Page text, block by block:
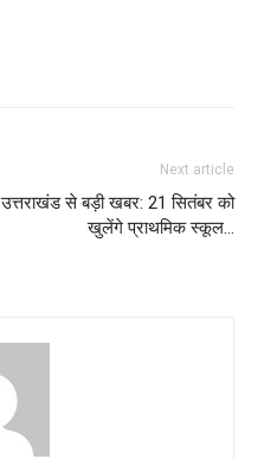
Next article
उत्तराखंड से बड़ी खबर: 21 सितंबर को
खुलेंगे प्राथमिक स्कूल…